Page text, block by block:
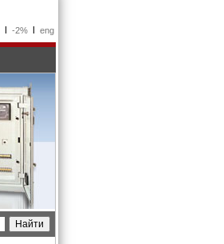
-2%l eng